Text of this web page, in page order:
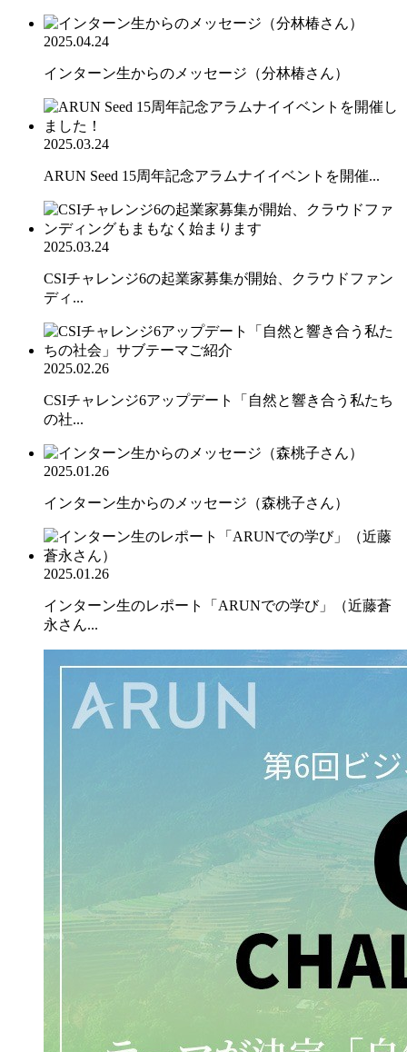
2025.04.24
インターン生からのメッセージ（分林椿さん）
2025.03.24
ARUN Seed 15周年記念アラムナイイベントを開催...
2025.03.24
CSIチャレンジ6の起業家募集が開始、クラウドファン
ディ...
2025.02.26
CSIチャレンジ6アップデート「自然と響き合う私たち
の社...
2025.01.26
インターン生からのメッセージ（森桃子さん）
2025.01.26
インターン生のレポート「ARUNでの学び」（近藤蒼
永さん...